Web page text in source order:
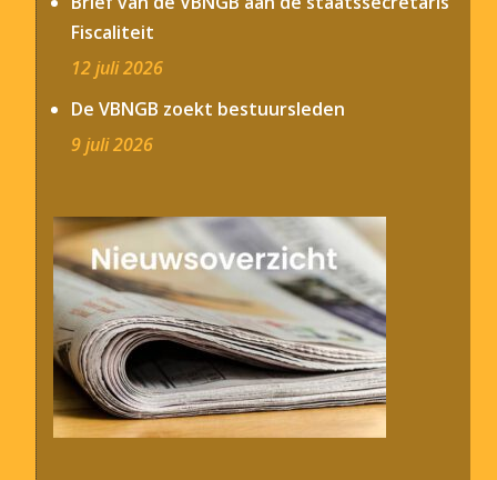
Fiscaliteit
12 juli 2026
De VBNGB zoekt bestuursleden
9 juli 2026